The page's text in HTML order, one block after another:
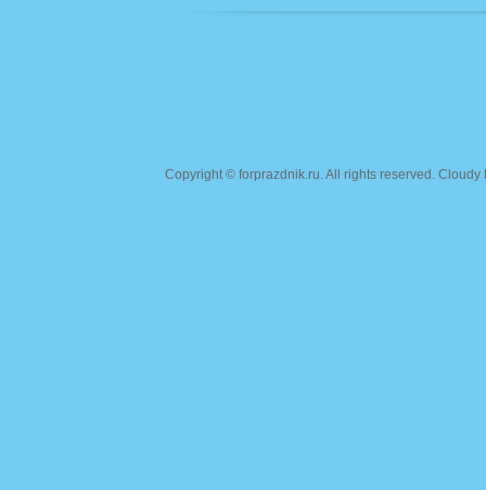
Copyright © forprazdnik.ru. All rights reserved.